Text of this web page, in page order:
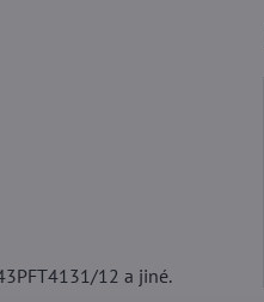
12 a jiné.